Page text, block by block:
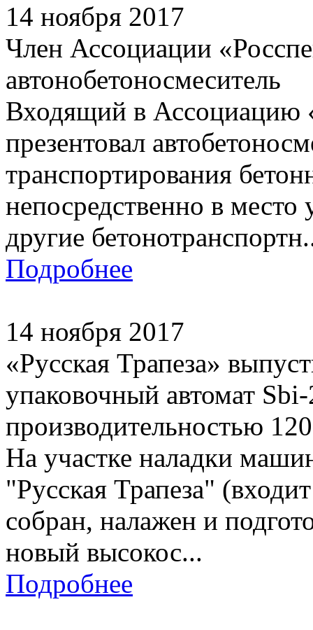
14 ноября 2017
Член Ассоциации
автонобетоносмеситель
Входящий в Ассоциацию
презентовал
транспортирования
непосредственно в место
другие
Подробнее
14 ноября 2017
«Русская Трапеза»
упаковочный автомат
производительностью
На участке наладки
"Русская Трапеза"
собран, налажен и
новый высокос...
Подробнее